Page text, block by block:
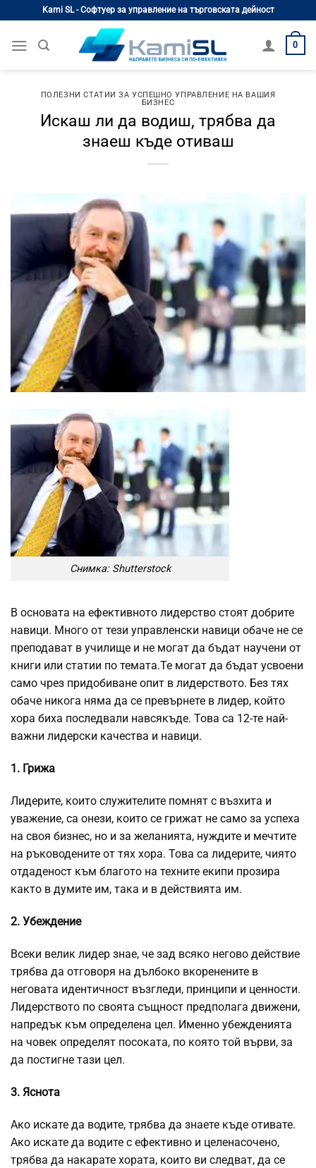
content
Kami SL - Софтуер за управление на търговската дейност
0
ПОЛЕЗНИ СТАТИИ ЗА УСПЕШНО УПРАВЛЕНИЕ НА ВАШИЯ
БИЗНЕС
Искаш ли да водиш, трябва да
знаеш къде отиваш
Снимка: Shutterstock
В основата на ефективното лидерство стоят добрите
навици. Много от тези управленски навици обаче не се
преподават в училище и не могат да бъдат научени от
книги или статии по темата.Те могат да бъдат усвоени
само чрез придобиване опит в лидерството. Без тях
обаче никога няма да се превърнете в лидер, който
хора биха последвали навсякъде. Това са 12-те най-
важни лидерски качества и навици.
1. Грижа
Лидерите, които служителите помнят с възхита и
уважение, са онези, които се грижат не само за успеха
на своя бизнес, но и за желанията, нуждите и мечтите
на ръководените от тях хора. Това са лидерите, чиято
отдаденост към благото на техните екипи прозира
както в думите им, така и в действията им.
2. Убеждение
Всеки велик лидер знае, че зад всяко негово действие
трябва да отговоря на дълбоко вкоренените в
неговата идентичност възгледи, принципи и ценности.
Лидерството по своята същност предполага движени,
напредък към определена цел. Именно убежденията
на човек определят посоката, по която той върви, за
да постигне тази цел.
3. Яснота
Ако искате да водите, трябва да знаете къде отивате.
Ако искате да водите с ефективно и целенасочено,
трябва да накарате хората, които ви следват, да се